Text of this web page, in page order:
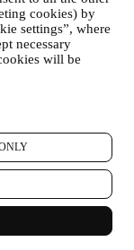
cookies) by
settings”, where
necessary
will be
Creuset som
anslutna företag
Vi kommer att
medier men även
kommunikation
Denna
efter dig baserat
din plats eller
föredrar. Vi
få en bättre
kommunikation
för dig. Det